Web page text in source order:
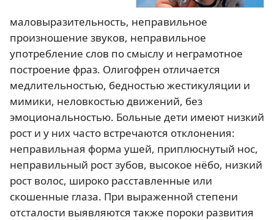
маловыразительность, неправильное
произношение звуков, неправильное
употребление слов по смыслу и неграмотное
построение фраз. Олигофрен отличается
медлительностью, бедностью жестикуляции и
мимики, неловкостью движений, без
эмоциональностью. Больные дети имеют низкий
рост и у них часто встречаются отклонения:
неправильная форма ушей, приплюснутый нос,
неправильный рост зубов, высокое нёбо, низкий
рост волос, широко расставленные или
скошенные глаза. При выраженной степени
отсталости выявляются также пороки развития